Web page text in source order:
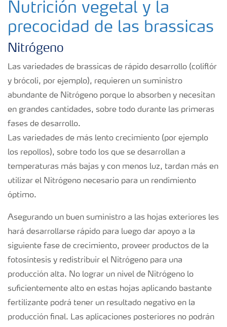
Consejos para la aplicación de fertilizantes
Suscripción Yara
Nutrición vegetal y la
precocidad de las brassicas
Nitrógeno
Las variedades de brassicas de rápido desarrollo (coliflór
y brócoli, por ejemplo), requieren un suministro
abundante de Nitrógeno porque lo absorben y necesitan
en grandes cantidades, sobre todo durante las primeras
fases de desarrollo.
Las variedades de más lento crecimiento (por ejemplo
los repollos), sobre todo los que se desarrollan a
temperaturas más bajas y con menos luz, tardan más en
utilizar el Nitrógeno necesario para un rendimiento
óptimo.
Asegurando un buen suministro a las hojas exteriores les
hará desarrollarse rápido para luego dar apoyo a la
siguiente fase de crecimiento, proveer productos de la
fotosíntesis y redistribuir el Nitrógeno para una
producción alta. No lograr un nivel de Nitrógeno lo
suficientemente alto en estas hojas aplicando bastante
fertilizante podrá tener un resultado negativo en la
producción final. Las aplicaciones posteriores no podrán